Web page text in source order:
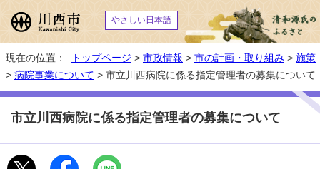
やさしい日本語
現在の位置： トップページ > 市政情報 > 市の計画・取り組み > 施策
> 病院事業について > 市立川西病院に係る指定管理者の募集について
市立川西病院に係る指定管理者の募集について